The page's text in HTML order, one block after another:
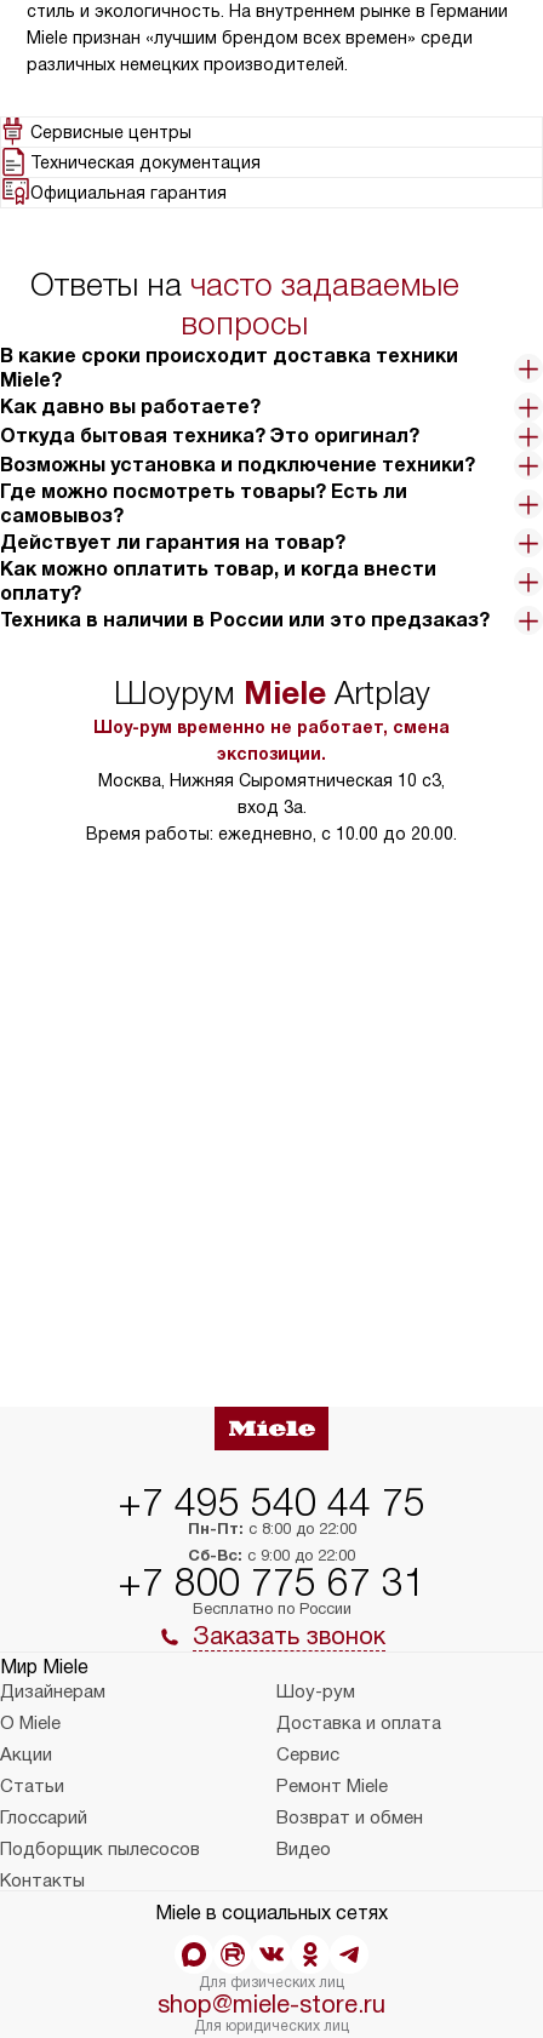
стиль и экологичность. На внутреннем рынке в Германии
Miele признан «лучшим брендом всех времен» среди
различных немецких производителей.
Сервисные центры
Техническая документация
Официальная гарантия
Ответы на часто задаваемые
вопросы
В какие сроки происходит доставка техники
Miele?
Как давно вы работаете?
Откуда бытовая техника? Это оригинал?
Возможны установка и подключение техники?
Где можно посмотреть товары? Есть ли
самовывоз?
Действует ли гарантия на товар?
Как можно оплатить товар, и когда внести
оплату?
Техника в наличии в России или это предзаказ?
Шоурум MieleArtplay
Шоу-рум временно не работает, смена
экспозиции.
Москва, Нижняя Сыромятническая 10 с3,
вход 3а.
Время работы: ежедневно, с 10.00 до 20.00.
+7 495 540 44 75
Пн-Пт: с 8:00 до 22:00
Сб-Вс: с 9:00 до 22:00
+7 800 775 67 31
Бесплатно по России
Заказать звонок
Мир Miele
Дизайнерам
Шоу-рум
О Miele
Доставка и оплата
Акции
Сервис
Статьи
Ремонт Miele
Глоссарий
Возврат и обмен
Подборщик пылесосов
Видео
Контакты
Miele в социальных сетях
Для физических лиц
shop@miele-store.ru
Для юридических лиц